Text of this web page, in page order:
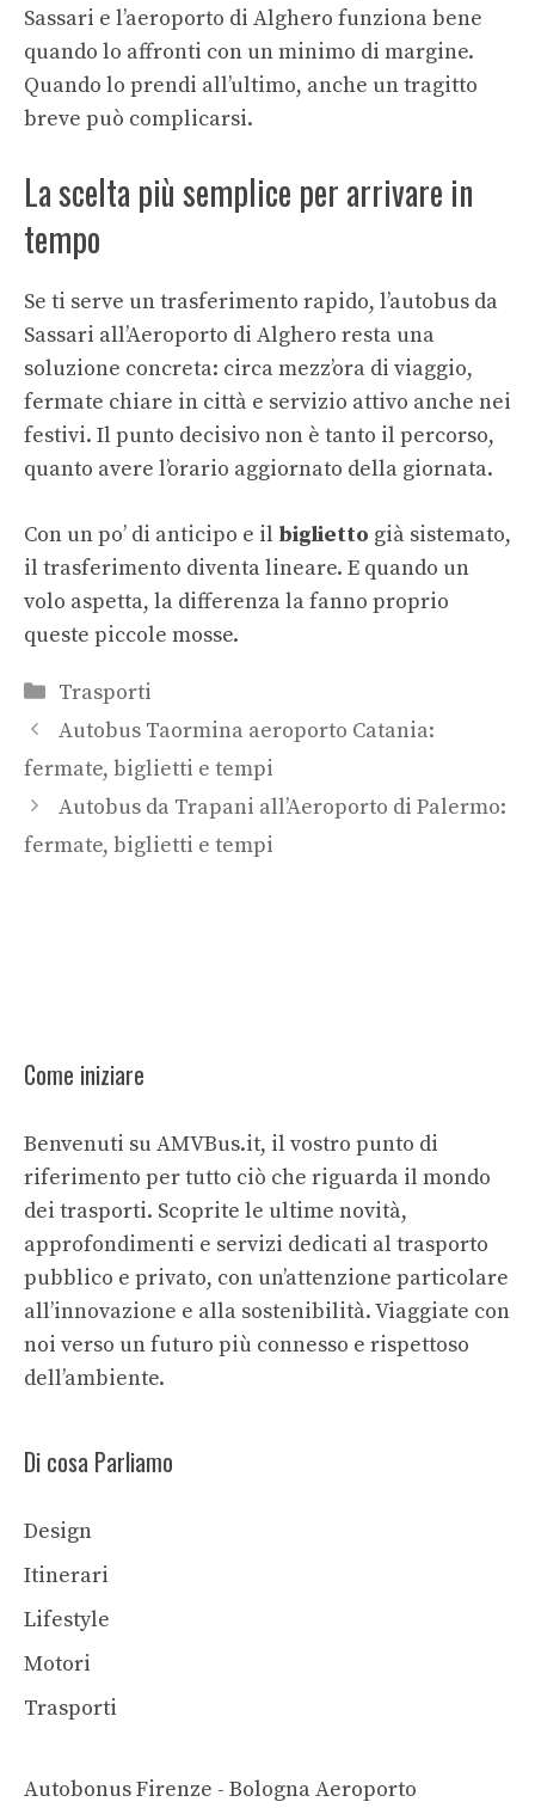
Sassari e l’aeroporto di Alghero funziona bene
quando lo affronti con un minimo di margine.
Quando lo prendi all’ultimo, anche un tragitto
breve può complicarsi.
La scelta più semplice per arrivare in
tempo
Se ti serve un trasferimento rapido, l’autobus da
Sassari all’Aeroporto di Alghero resta una
soluzione concreta: circa mezz’ora di viaggio,
fermate chiare in città e servizio attivo anche nei
festivi. Il punto decisivo non è tanto il percorso,
quanto avere l’orario aggiornato della giornata.
Con un po’ di anticipo e il biglietto già sistemato,
il trasferimento diventa lineare. E quando un
volo aspetta, la differenza la fanno proprio
queste piccole mosse.
Categorie
Trasporti
Autobus Taormina aeroporto Catania:
fermate, biglietti e tempi
Autobus da Trapani all’Aeroporto di Palermo:
fermate, biglietti e tempi
Come iniziare
Benvenuti su AMVBus.it, il vostro punto di
riferimento per tutto ciò che riguarda il mondo
dei trasporti. Scoprite le ultime novità,
approfondimenti e servizi dedicati al trasporto
pubblico e privato, con un’attenzione particolare
all’innovazione e alla sostenibilità. Viaggiate con
noi verso un futuro più connesso e rispettoso
dell’ambiente.
Di cosa Parliamo
Design
Itinerari
Lifestyle
Motori
Trasporti
Autobonus Firenze - Bologna Aeroporto